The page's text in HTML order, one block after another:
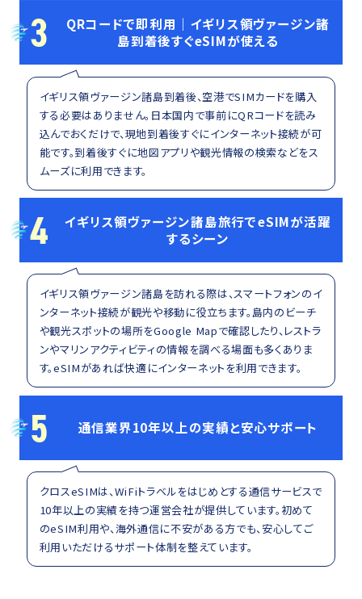
3
QRコードで即利用｜イギリス領ヴァージン諸
島到着後すぐeSIMが使える
イギリス領ヴァージン諸島到着後、空港でSIMカードを購入
する必要はありません。日本国内で事前にQRコードを読み
込んでおくだけで、現地到着後すぐにインターネット接続が可
能です。到着後すぐに地図アプリや観光情報の検索などをス
ムーズに利用できます。
4
イギリス領ヴァージン諸島旅行でeSIMが活躍
するシーン
イギリス領ヴァージン諸島を訪れる際は、スマートフォンのイ
ンターネット接続が観光や移動に役立ちます。島内のビーチ
や観光スポットの場所をGoogle Mapで確認したり、レストラ
ンやマリンアクティビティの情報を調べる場面も多くありま
す。eSIMがあれば快適にインターネットを利用できます。
5 通信業界10年以上の実績と安心サポート
クロスeSIMは、WiFiトラベルをはじめとする通信サービスで
10年以上の実績を持つ運営会社が提供しています。初めて
のeSIM利用や、海外通信に不安がある方でも、安心してご
利用いただけるサポート体制を整えています。